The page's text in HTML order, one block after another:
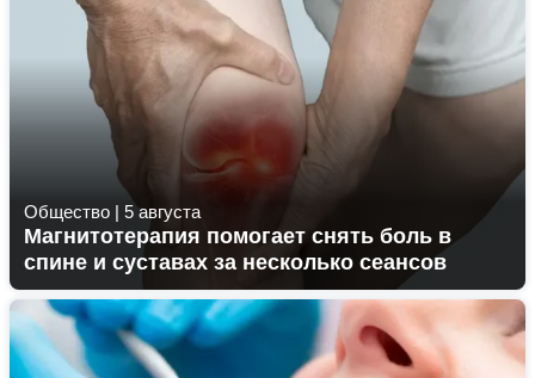
Общество | 5 августа
Магнитотерапия помогает снять боль в
спине и суставах за несколько сеансов